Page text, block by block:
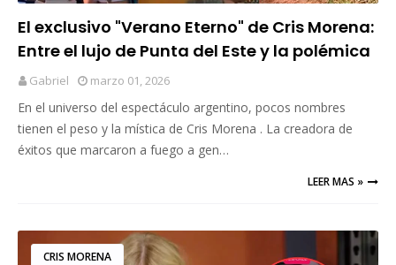
El exclusivo "Verano Eterno" de Cris Morena:
Entre el lujo de Punta del Este y la polémica
por los 1.500 dólares
Gabriel marzo 01, 2026
En el universo del espectáculo argentino, pocos nombres
tienen el peso y la mística de Cris Morena . La creadora de
éxitos que marcaron a fuego a gen…
LEER MAS »
CRIS MORENA